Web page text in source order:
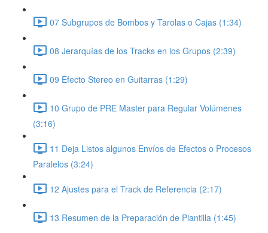
07 Subgrupos de Bombos y Tarolas o Cajas (1:34)
08 Jerarquías de los Tracks en los Grupos (2:39)
09 Efecto Stereo en Guitarras (1:29)
10 Grupo de PRE Master para Regular Volúmenes
(3:16)
11 Deja Listos algunos Envíos de Efectos o Procesos
Paralelos (3:24)
12 Ajustes para el Track de Referencia (2:17)
13 Resumen de la Preparación de Plantilla (1:45)